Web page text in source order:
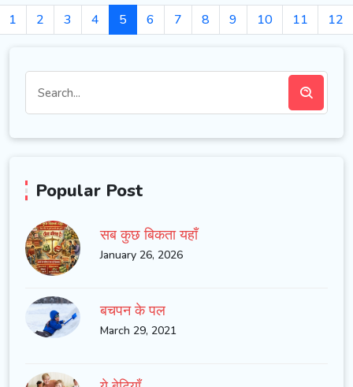
1 2 3 4 5 6 7 8 9 10 11 12
Popular Post
सब कुछ बिकता यहाँ
January 26, 2026
बचपन के पल
March 29, 2021